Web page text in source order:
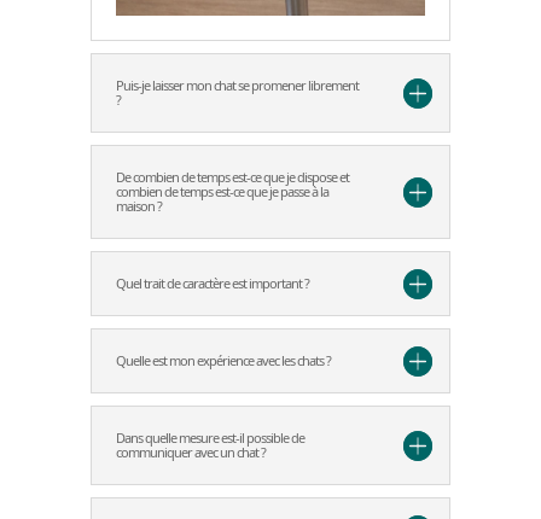
Puis-je laisser mon chat se promener librement
?
De combien de temps est-ce que je dispose et
combien de temps est-ce que je passe à la
maison ?
Quel trait de caractère est important ?
Quelle est mon expérience avec les chats ?
Dans quelle mesure est-il possible de
communiquer avec un chat ?